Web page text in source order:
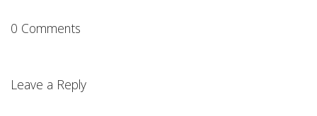
0 Comments
Leave a Reply